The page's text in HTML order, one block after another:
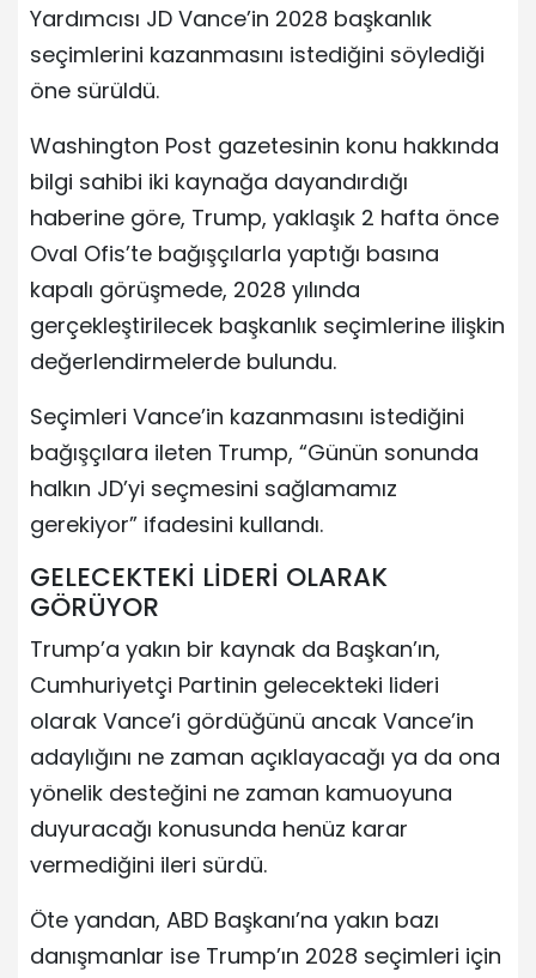
Yardımcısı JD Vance’in 2028 başkanlık
seçimlerini kazanmasını istediğini söylediği
öne sürüldü.
Washington Post gazetesinin konu hakkında
bilgi sahibi iki kaynağa dayandırdığı
haberine göre, Trump, yaklaşık 2 hafta önce
Oval Ofis’te bağışçılarla yaptığı basına
kapalı görüşmede, 2028 yılında
gerçekleştirilecek başkanlık seçimlerine ilişkin
değerlendirmelerde bulundu.
Seçimleri Vance’in kazanmasını istediğini
bağışçılara ileten Trump, “Günün sonunda
halkın JD’yi seçmesini sağlamamız
gerekiyor” ifadesini kullandı.
GELECEKTEKİ LİDERİ OLARAK
GÖRÜYOR
Trump’a yakın bir kaynak da Başkan’ın,
Cumhuriyetçi Partinin gelecekteki lideri
olarak Vance’i gördüğünü ancak Vance’in
adaylığını ne zaman açıklayacağı ya da ona
yönelik desteğini ne zaman kamuoyuna
duyuracağı konusunda henüz karar
vermediğini ileri sürdü.
Öte yandan, ABD Başkanı’na yakın bazı
danışmanlar ise Trump’ın 2028 seçimleri için